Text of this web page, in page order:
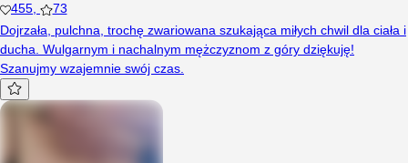
455
73
Dojrzała, pulchna, trochę zwariowana szukająca miłych chwil dla ciała i
ducha. Wulgarnym i nachalnym mężczyznom z góry dziękuję!
Szanujmy wzajemnie swój czas.